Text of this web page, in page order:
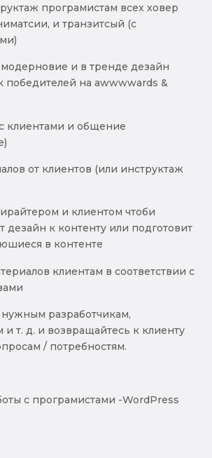
програмистам всех ховер
и транзитсый (с
и в тренде дезайн
победителей на awwwwards &
клиентами и общение
от клиентов (или инструктаж
и клиентом чтоби
дезайн к контенту или подготовит
в контенте
клиентам в соответствии с
разработчикам,
т. д. и возвращайтесь к клиенту
/ потребностям.
с програмистами -WordPress